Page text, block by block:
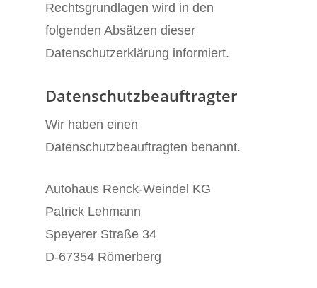
Rechtsgrundlagen wird in den
folgenden Absätzen dieser
Datenschutzerklärung informiert.
Datenschutz­beauftragter
Wir haben einen
Datenschutzbeauftragten benannt.
Autohaus Renck-Weindel KG
Patrick Lehmann
Speyerer Straße 34
D-67354 Römerberg